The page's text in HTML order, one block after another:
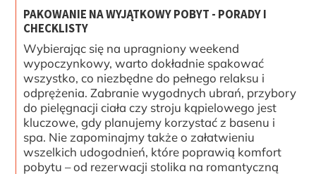
PAKOWANIE NA WYJĄTKOWY POBYT - PORADY I
CHECKLISTY
Wybierając się na upragniony weekend
wypoczynkowy, warto dokładnie spakować
wszystko, co niezbędne do pełnego relaksu i
odprężenia. Zabranie wygodnych ubrań, przybory
do pielęgnacji ciała czy stroju kąpielowego jest
kluczowe, gdy planujemy korzystać z basenu i
spa. Nie zapominajmy także o załatwieniu
wszelkich udogodnień, które poprawią komfort
pobytu – od rezerwacji stolika na romantyczną